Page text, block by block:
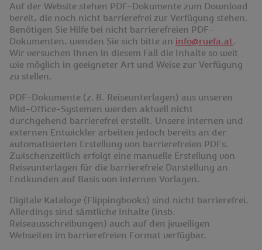
Auf der Website stehen PDF-Dokumente zum Download
bereit, die noch nicht barrierefrei zur Verfügung stehen.
Benötigen Sie Hilfe bei nicht barrierefreien PDF-
Dokumenten, wenden Sie sich bitte an info@ruefa.at.
Wir versuchen Ihnen in diesem Fall die Inhalte so weit
wie möglich in geeigneter Art und Weise zur Verfügung
zu stellen.
PDF-Dokumente (z. B. Reiseunterlagen) aus unseren
Mid-Office-Systemen werden aktuell nicht
durchgehend barrierefrei erstellt. Unsere internen und
externen Entwickler arbeiten jedoch bereits an der
automatisierten Erstellung von barrierefreien PDFs.
Zwischenzeitlich erfolgt eine manuelle Erstellung von
Reiseunterlagen für die barrierefreie Darstellung an
Endkunden auf Basis von internen Vorlagen.
Digitale Kataloge (Flippingbooks) sind nicht barrierefrei.
Allerdings sind sämtliche Inhalte (insb.
Reiseausschreibungen) auch auf den jeweiligen
Webseiten im barrierefreien Format verfügbar.